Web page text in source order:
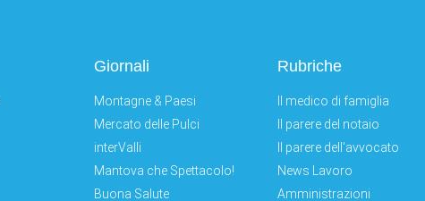
Giornali
Montagne & Paesi
Mercato delle Pulci
interValli
Mantova che Spettacolo!
Buona Salute
Rubriche
Il medico di famiglia
Il parere del notaio
Il parere dell'avvocato
News Lavoro
Amministrazioni